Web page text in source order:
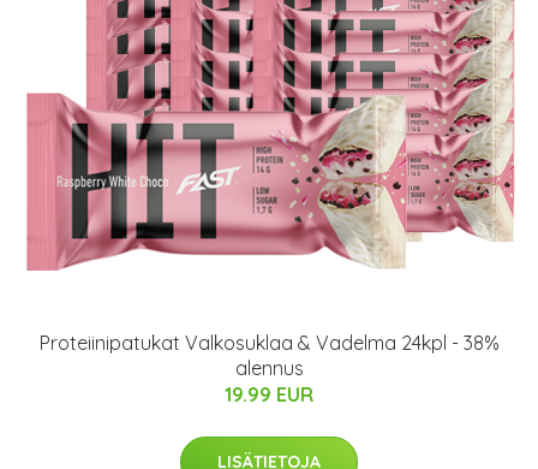
Proteiinipatukat Valkosuklaa & Vadelma 24kpl - 38%
alennus
19.99 EUR
LISÄTIETOJA